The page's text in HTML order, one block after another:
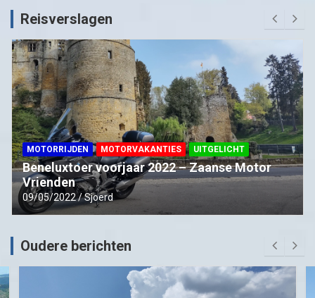
Reisverslagen
MOTORRIJDEN MOTORVAKANTIES UITGELICHT
Beneluxtoer voorjaar 2022 – Zaanse Motor
Vrienden
09/05/2022 Sjoerd
Oudere berichten